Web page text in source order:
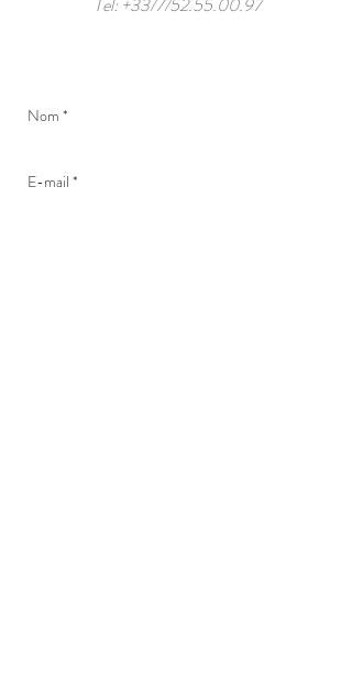
Tel: +33/7/52.55.00.97